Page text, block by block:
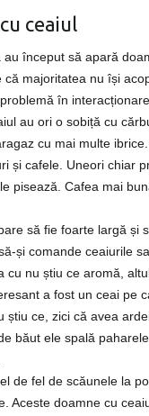
ceaiul
început să apară
că majoritatea nu își
în
au ori o sobiță cu
cu mai multe
și cafele. Uneori chiar
pisează. Cafea mai
să fie foarte largă și
și comande ceaiurile
cu nu știu ce aromă,
a fost un ceai pe
știu ce, zici că avea
băut ele spală
de fel de scăunele la
Aceste doamne cu